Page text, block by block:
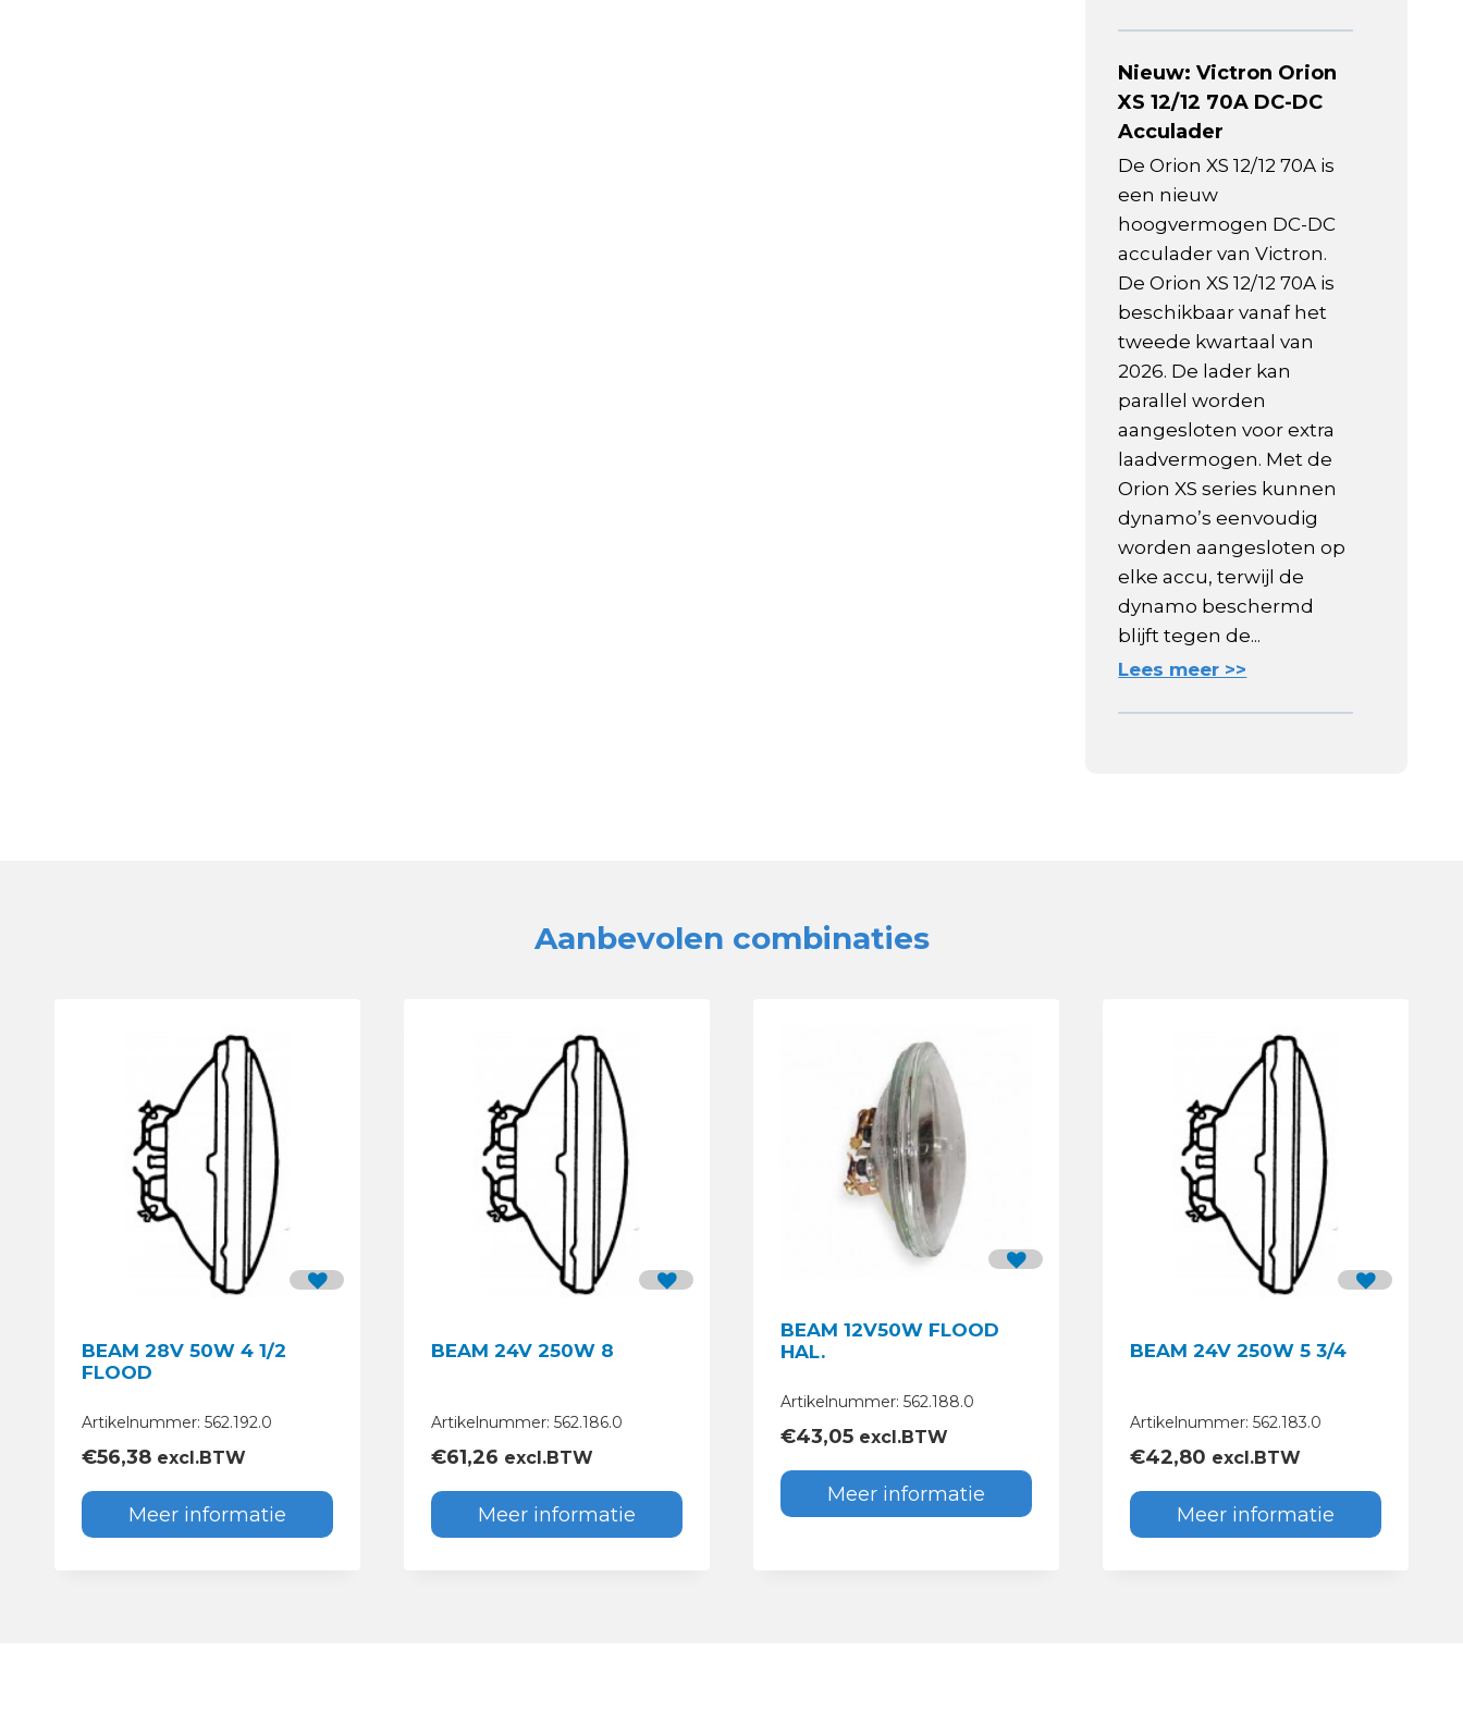
Nieuw: Victron Orion
XS 12/12 70A DC-DC
Acculader
De Orion XS 12/12 70A is
een nieuw
hoogvermogen DC-DC
acculader van Victron.
De Orion XS 12/12 70A is
beschikbaar vanaf het
tweede kwartaal van
2026. De lader kan
parallel worden
aangesloten voor extra
laadvermogen. Met de
Orion XS series kunnen
dynamo’s eenvoudig
worden aangesloten op
elke accu, terwijl de
dynamo beschermd
blijft tegen de...
Lees meer >>
Aanbevolen combinaties
BEAM 28V 50W 4 1/2
FLOOD
Artikelnummer: 562.192.0
€56,38 excl.BTW
Meer informatie
BEAM 24V 250W 8
Artikelnummer: 562.186.0
€61,26 excl.BTW
Meer informatie
BEAM 12V50W FLOOD
HAL.
Artikelnummer: 562.188.0
€43,05 excl.BTW
Meer informatie
BEAM 24V 250W 5 3/4
Artikelnummer: 562.183.0
€42,80 excl.BTW
Meer informatie